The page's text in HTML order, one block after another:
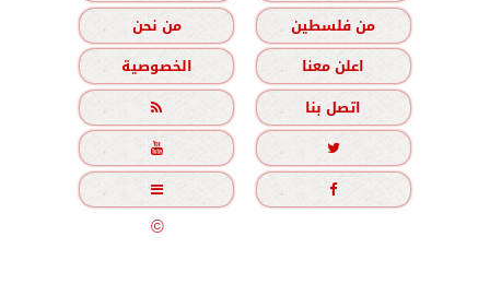
من فلسطين
من نحن
اعلن معنا
الخصوصية
اتصل بنا





جميع الحقوق محفوظة©